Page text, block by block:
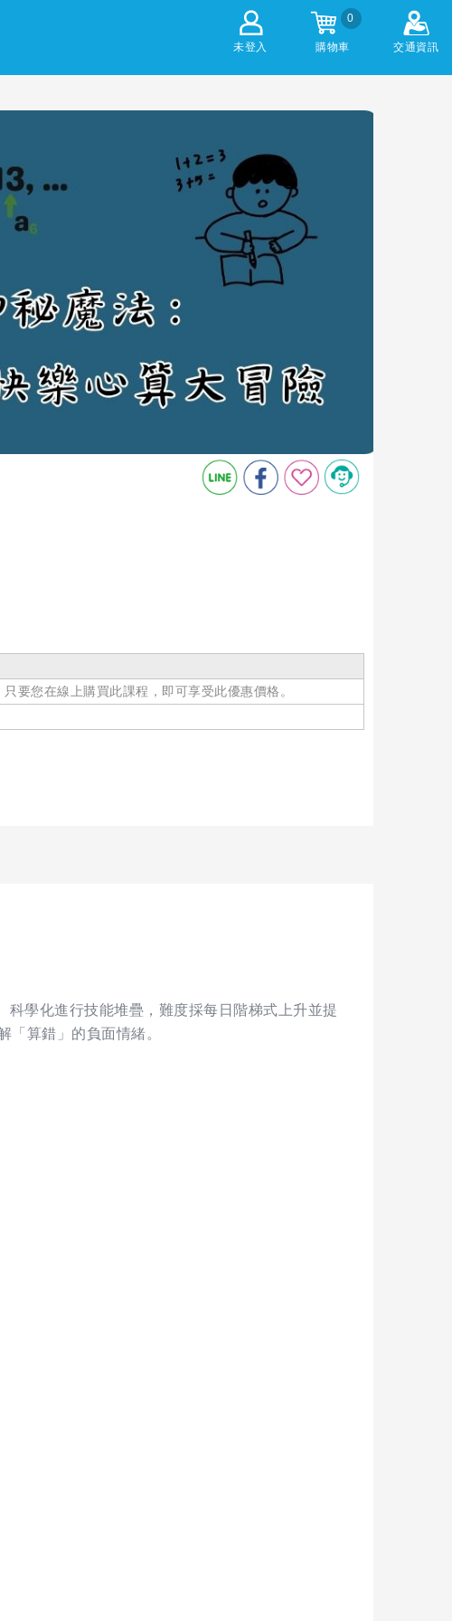
未登入
0
購物車 交通資訊
只要您在線上購買此課程，即可享受此優惠價格。
學化進行技能堆疊，難度採每日階梯式上升並提
算錯」的負面情緒。